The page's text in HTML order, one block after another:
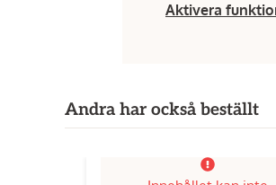
Aktivera
Andra har också beställt